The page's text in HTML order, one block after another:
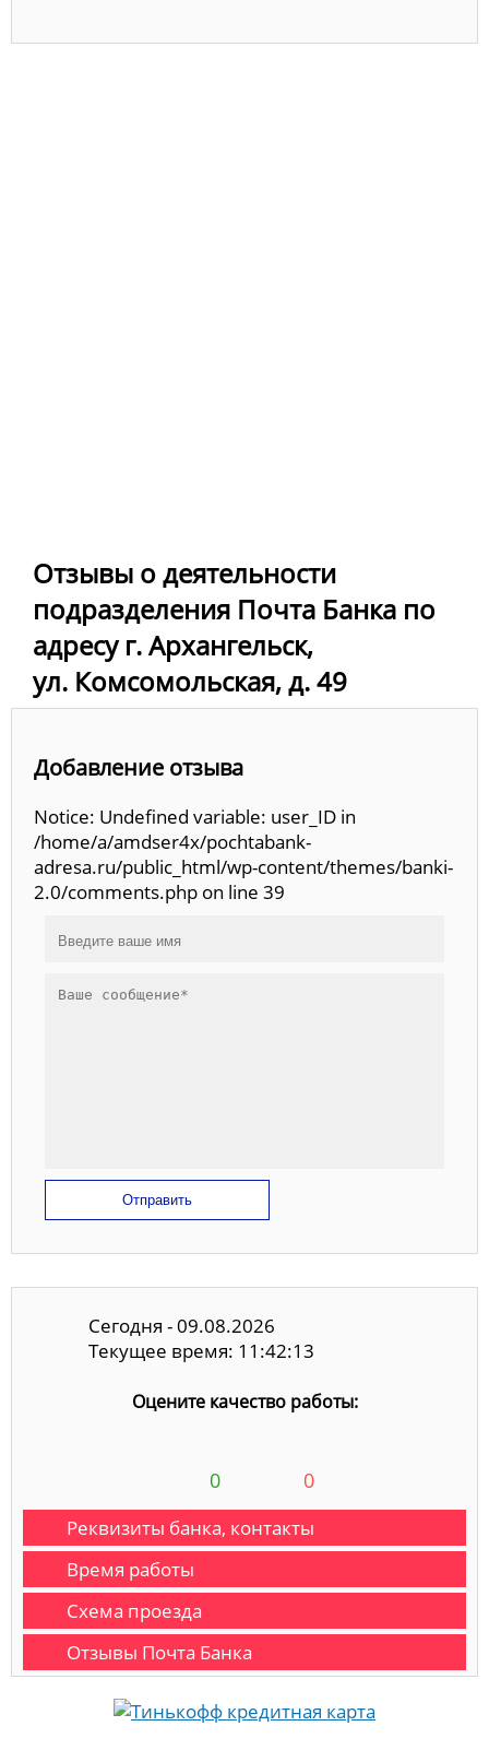
Отзывы о деятельности
подразделения Почта Банка по
адресу г. Архангельск,
ул. Комсомольская, д. 49
Добавление отзыва
Notice: Undefined variable: user_ID in
/home/a/amdser4x/pochtabank-
adresa.ru/public_html/wp-content/themes/banki-
2.0/comments.php on line 39
Отправить
Сегодня - 09.08.2026
Текущее время: 11:42:14
Оцените качество работы:
0 0
Реквизиты банка, контакты
Время работы
Схема проезда
Отзывы Почта Банка